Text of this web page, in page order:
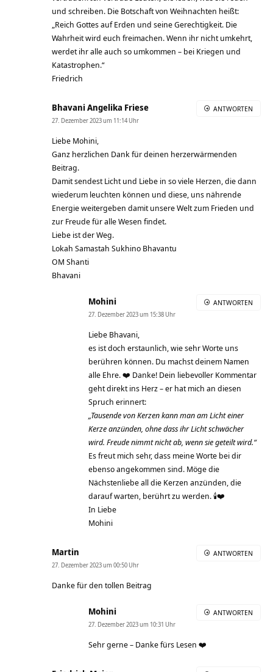
und schreiben. Die Botschaft von Weihnachten heißt:
„Reich Gottes auf Erden und seine Gerechtigkeit. Die
Wahrheit wird euch freimachen. Wenn ihr nicht umkehrt,
werdet ihr alle auch so umkommen – bei Kriegen und
Katastrophen.“
Friedrich
Bhavani Angelika Friese
27. Dezember 2023 um 11:14 Uhr
Liebe Mohini,
Ganz herzlichen Dank für deinen herzerwärmenden
Beitrag.
Damit sendest Licht und Liebe in so viele Herzen, die dann
wiederum leuchten können und diese, uns nährende
Energie weitergeben damit unsere Welt zum Frieden und
zur Freude für alle Wesen findet.
Liebe ist der Weg.
Lokah Samastah Sukhino Bhavantu
OM Shanti
Bhavani
ANTWORTEN
Mohini
27. Dezember 2023 um 15:38 Uhr
Liebe Bhavani,
es ist doch erstaunlich, wie sehr Worte uns
berühren können. Du machst deinem Namen
alle Ehre. ❤️ Danke! Dein liebevoller Kommentar
geht direkt ins Herz – er hat mich an diesen
Spruch erinnert:
„Tausende von Kerzen kann man am Licht einer
Kerze anzünden, ohne dass ihr Licht schwächer
wird. Freude nimmt nicht ab, wenn sie geteilt wird.“
Es freut mich sehr, dass meine Worte bei dir
ebenso angekommen sind. Möge die
Nächstenliebe all die Kerzen anzünden, die
darauf warten, berührt zu werden. 🕯️❤️
In Liebe
Mohini
ANTWORTEN
Martin
27. Dezember 2023 um 00:50 Uhr
Danke für den tollen Beitrag
ANTWORTEN
Mohini
27. Dezember 2023 um 10:31 Uhr
Sehr gerne – Danke fürs Lesen ❤️
ANTWORTEN